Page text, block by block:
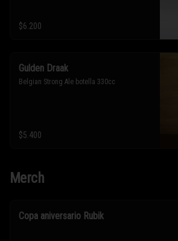
$6.200
Gulden Draak
Belgian Strong Ale botella 330cc
$5.400
Merch
Copa aniversario Rubik